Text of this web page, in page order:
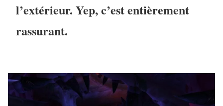
l’extérieur. Yep, c’est entièrement
rassurant.